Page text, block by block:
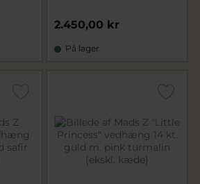
2.450,00 kr
På lager